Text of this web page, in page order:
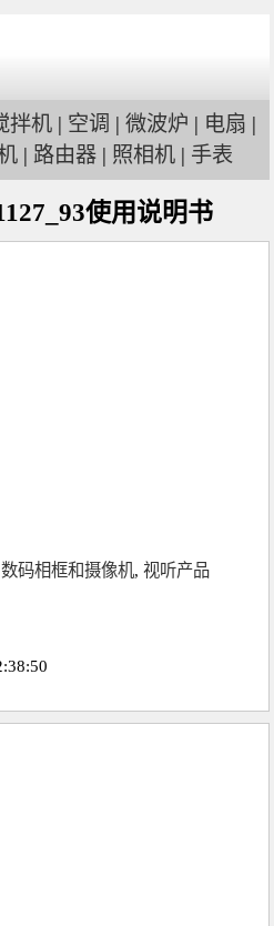
拌机 | 空调 | 微波炉 | 电扇 |
| 路由器 | 照相机 | 手表
使用说明书
数码相框和摄像机,视听产品